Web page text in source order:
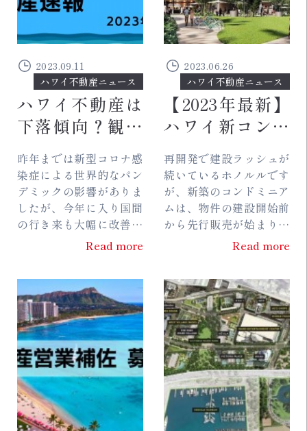
2023.09.11
ハワイ不動産ニュース
ハワイ不動産は
下落傾向？観光
含めた2023年8
月最新市場動向
まとめ
昨年までは新型コロナ感
染症による世界的なパン
デミックの影響がありま
したが、今年に入り国間
の行き来も大幅に改善さ
れました。 ハワイにも観
る8月は、ワイキキでも...
Read more
2023.06.26
ハワイ不動産ニュース
【2023年最新】
ハワイ新コンド
ミニアム
「Launiu（ラウ
ニウ）」の最新
情報 ※随時更
新
再開発で建設ラッシュが
続いているホノルルです
が、新築のコンドミニア
ムは、物件の建設開始前
から先行販売が始まりま
す。人気の物件であれ
を検討されている場合は
いち...
Read more